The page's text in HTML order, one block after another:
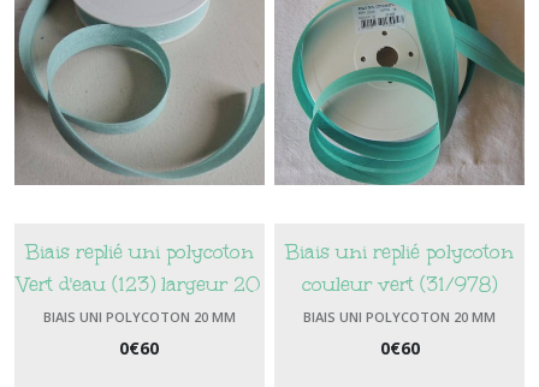
Biais replié uni polycoton
Vert d'eau (123) largeur 20
mm
BIAIS UNI POLYCOTON 20 MM
0€60
Biais uni replié polycoton
couleur vert (31/978)
largeur 20 mm
BIAIS UNI POLYCOTON 20 MM
0€60